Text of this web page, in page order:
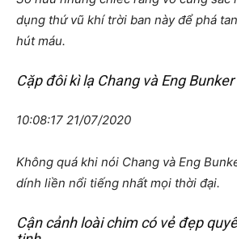
dụng thứ vũ khí trời ban này để phá
hút máu.
Cặp đôi kì lạ Chang và Eng Bunker
10:08:17 21/07/2020
Không quá khi nói Chang và Eng
dính liền nổi tiếng nhất mọi thời đại.
Cận cảnh loài chim có vẻ đẹp